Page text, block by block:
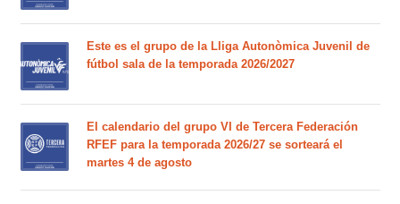
Este es el grupo de la Lliga Autonòmica Juvenil de
fútbol sala de la temporada 2026/2027
El calendario del grupo VI de Tercera Federación
RFEF para la temporada 2026/27 se sorteará el
martes 4 de agosto